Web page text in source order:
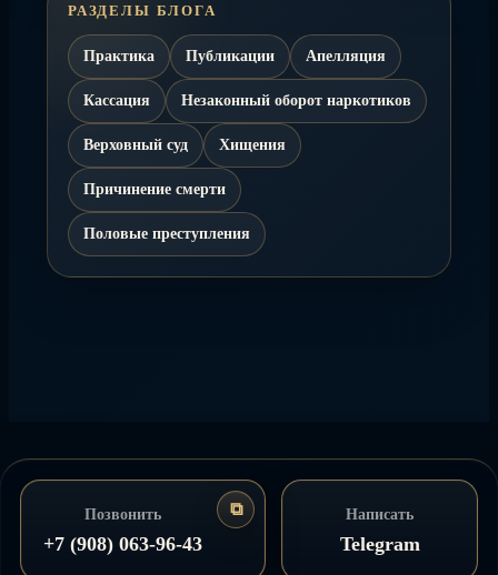
РАЗДЕЛЫ БЛОГА
Практика Публикации Апелляция
Кассация Незаконный оборот наркотиков
Верховный суд Хищения
Причинение смерти
Половые преступления
Позвонить
+7 (908) 063‑96‑43
⧉Копировать Написать
Telegram